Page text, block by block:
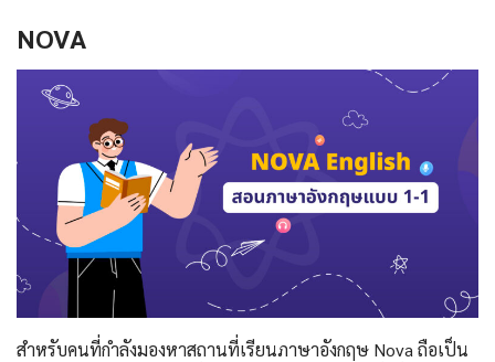
NOVA
สำหรับคนที่กำลังมองหาสถานที่เรียนภาษาอังกฤษ Nova ถือเป็น